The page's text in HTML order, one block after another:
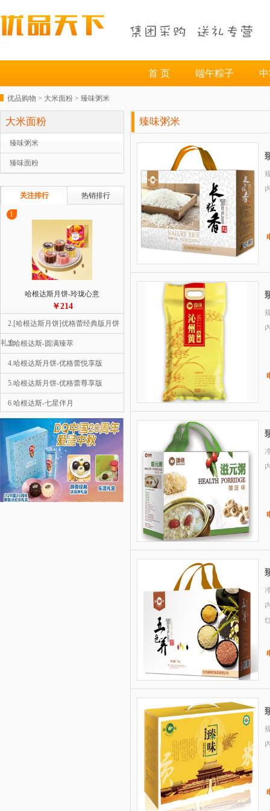
首 页 端午粽子
优品购物 > 大米面粉 > 臻味粥米
大米面粉
臻味粥米
臻味面粉
关注排行 热销排行
1
哈根达斯月饼-玲珑心意
￥214
2.[哈根达斯月饼]优格蕾经典版月饼
礼盒
3.哈根达斯-圆满臻萃
4.哈根达斯月饼-优格蕾悦享版
5.哈根达斯月饼-优格蕾尊享版
6.哈根达斯-七星伴月
7.哈根达斯月饼-彩云追月
8.哈根达斯-金尊
9.星巴克-星情月饼礼盒
10.星巴克-星悦月饼礼盒
哈根达斯月饼-彩云追月
臻味粥米